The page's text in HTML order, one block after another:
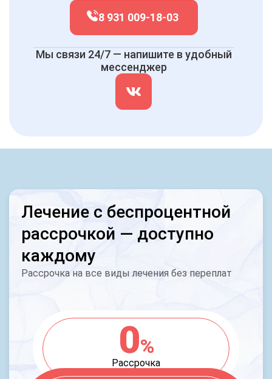
8 931 009-18-03
Мы связи 24/7 — напишите в удобный
мессенджер
Лечение с беспроцентной
рассрочкой — доступно
каждому
Рассрочка на все виды лечения без переплат
0%
Рассрочка